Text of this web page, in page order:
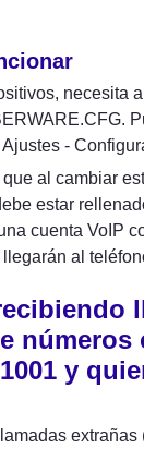
necesita
-
al cambiar
estar
cuenta VoIP
al
números
y
extrañas